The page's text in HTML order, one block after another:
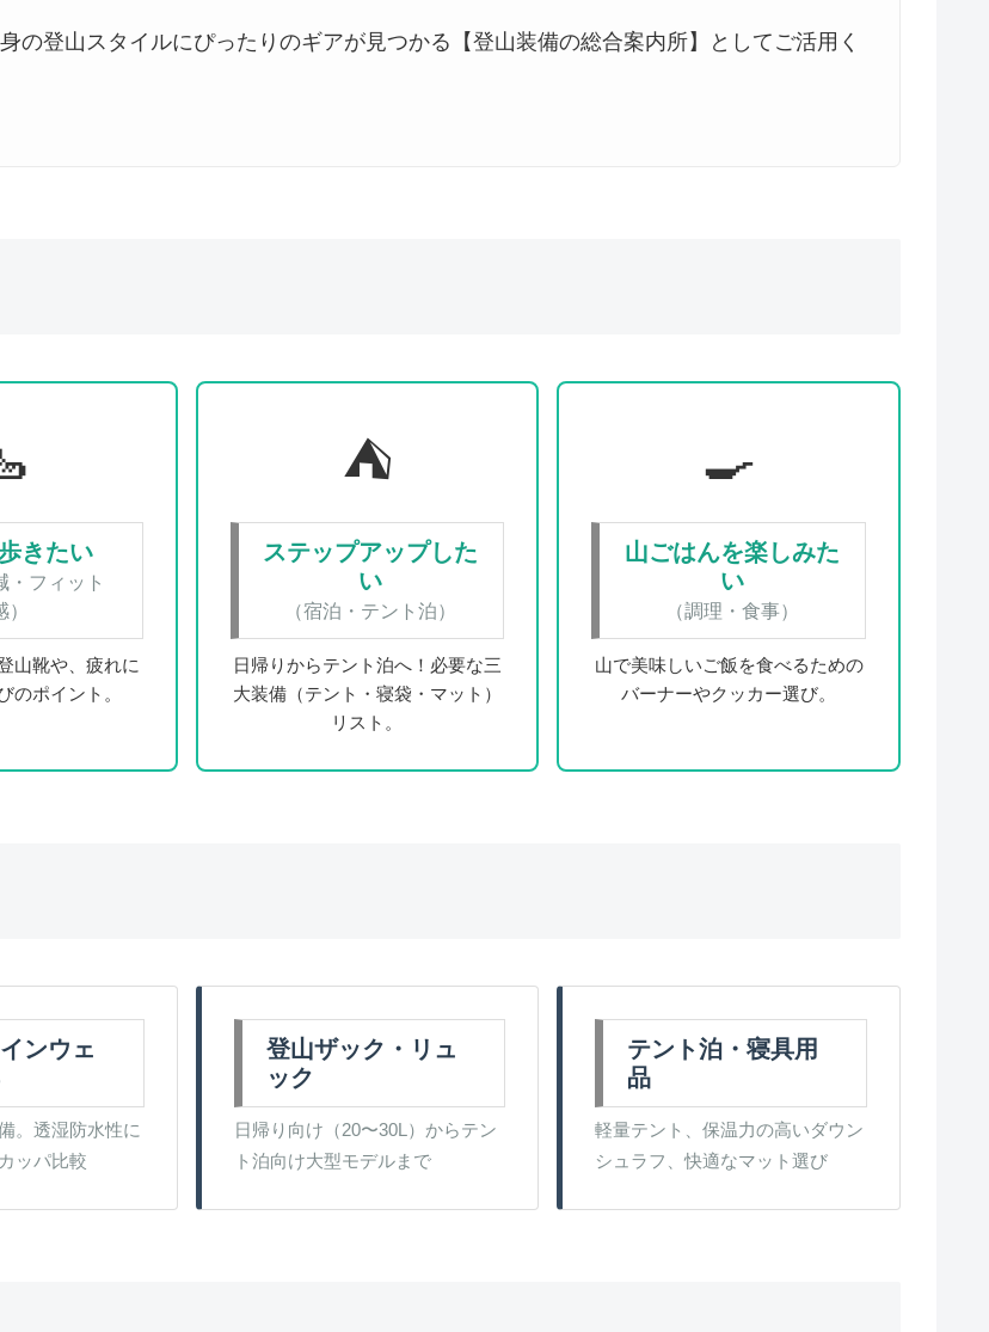
の登山スタイルにぴったりのギアが見つかる【登山装備の総合案内所】としてご活用く
きたい
・フィット
）
山靴や、疲れに
のポイント。
⛺
ステップアップした
い
（宿泊・テント泊）
日帰りからテント泊へ！必要な三
大装備（テント・寝袋・マット）
リスト。
🍳
山ごはんを楽しみた
い
（調理・食事）
山で美味しいご飯を食べるための
バーナーやクッカー選び。
ンウェ
。透湿防水性に
ッパ比較
登山ザック・リュ
ック
日帰り向け（20〜30L）からテン
ト泊向け大型モデルまで
テント泊・寝具用
品
軽量テント、保温力の高いダウン
シュラフ、快適なマット選び